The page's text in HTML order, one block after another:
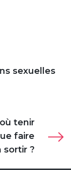
sexuelles
tenir
faire
sortir ?